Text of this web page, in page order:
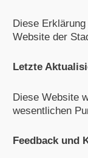
Diese
Website der
Letzte
Diese Website
wesentlichen
Feedback und